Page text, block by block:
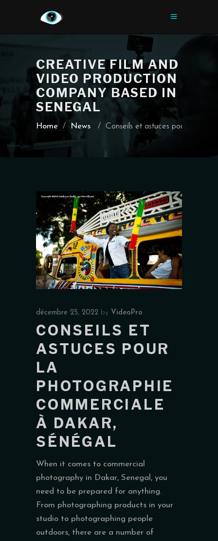
CREATIVE FILM AND
VIDEO PRODUCTION
COMPANY BASED IN
SENEGAL
Home / News / Conseils et astuces pour la
décembre 25, 2022 by VideoPro
CONSEILS ET
ASTUCES POUR
LA
PHOTOGRAPHIE
COMMERCIALE
À DAKAR,
SÉNÉGAL
When it comes to commercial
photography in Dakar, Senegal, you
need to be prepared for anything.
From photographing products in your
studio to photographing people
outdoors, there are a number of